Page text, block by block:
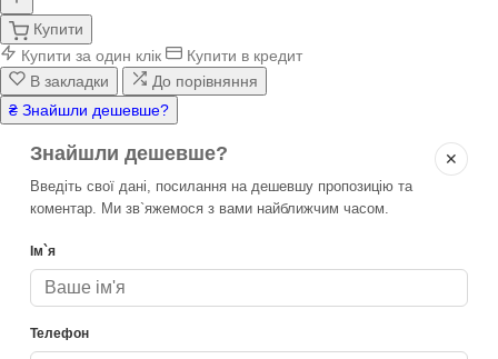
Купити
Купити за один клік
Купити в кредит
В закладки
До порівняння
₴ Знайшли дешевше?
✕
Знайшли дешевше?
Введіть свої дані, посилання на дешевшу пропозицію та
коментар. Ми зв`яжемося з вами найближчим часом.
Ім`я
Телефон